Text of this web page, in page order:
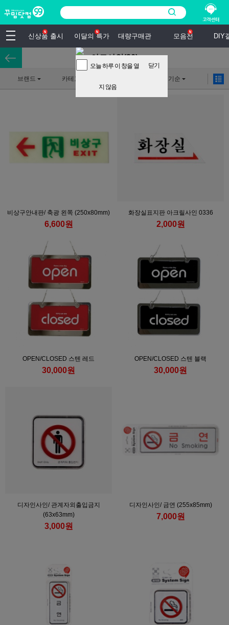
신상품 출시 이달의 특가 대량구매관 모음전 DIY
오늘 하루 이 창을 열
지 않음
닫기
아트사인(26)
브랜드 카테고리 인기순
비상구안내판/ 축광 왼쪽 (250x80mm)
6,600원
화장실표지판 아크릴사인 0336
2,000원
OPEN/CLOSED 스텐 레드
30,000원
OPEN/CLOSED 스텐 블랙
30,000원
디자인사인/ 관계자외출입금지
(63x63mm)
3,000원
디자인사인/ 금연 (255x85mm)
7,000원